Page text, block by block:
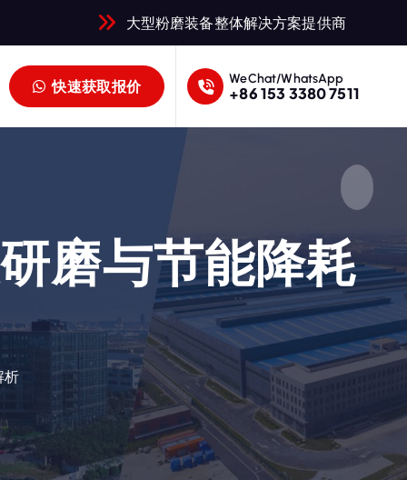
大型粉磨装备整体解决方案提供商
快速获取报价 WeChat/WhatsApp
+86 153 3380 7511
磨与节能降耗
析